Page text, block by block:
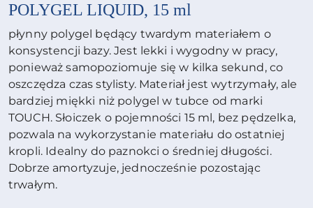
POLYGEL LIQUID, 15 ml
płynny polygel będący twardym materiałem o
konsystencji bazy. Jest lekki i wygodny w pracy,
ponieważ samopoziomuje się w kilka sekund, co
oszczędza czas stylisty. Materiał jest wytrzymały, ale
bardziej miękki niż polygel w tubce od marki
TOUCH. Słoiczek o pojemności 15 ml, bez pędzelka,
pozwala na wykorzystanie materiału do ostatniej
kropli. Idealny do paznokci o średniej długości.
Dobrze amortyzuje, jednocześnie pozostając
trwałym.